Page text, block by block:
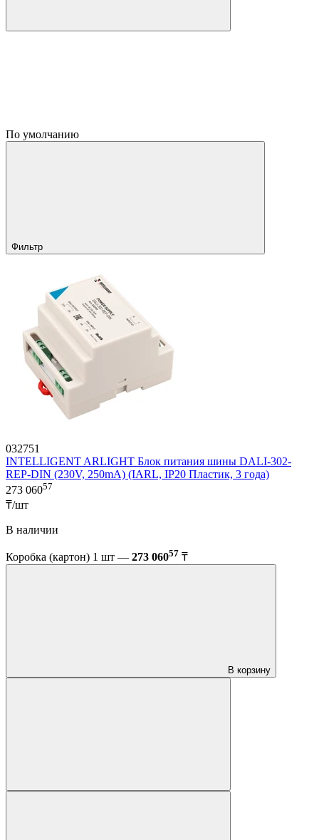
По умолчанию
Фильтр
032751
INTELLIGENT ARLIGHT Блок питания шины DALI-302-
REP-DIN (230V, 250mA) (IARL, IP20 Пластик, 3 года)
273 06057
₸/шт
В наличии
Коробка (картон) 1 шт — 273 06057 ₸
В корзину